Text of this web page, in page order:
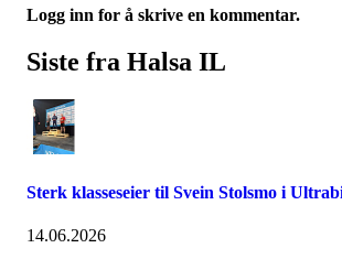
Logg inn for å skrive en kommentar.
Siste fra Halsa IL
Sterk klasseseier til Svein Stolsmo i
14.06.2026